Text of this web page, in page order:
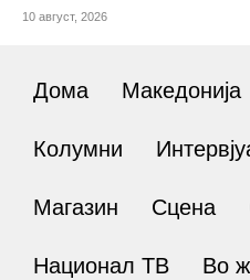
10 август, 2026
Дома Македонија
Колумни
Магазин Сцена
Национал ТВ Во